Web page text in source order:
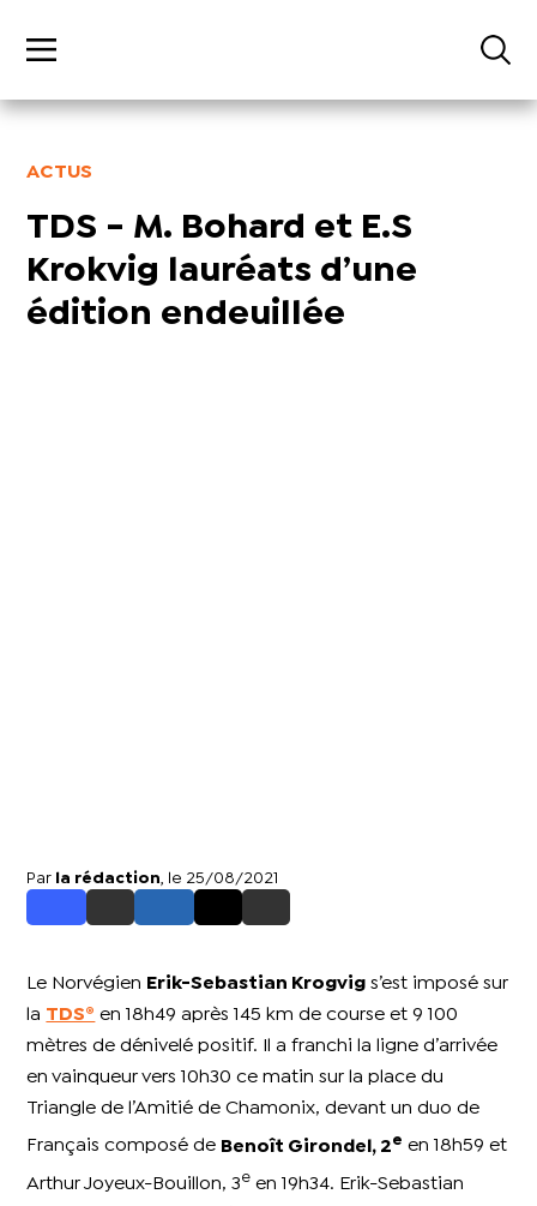
ACTUS
TDS - M. Bohard et E.S
Krokvig lauréats d’une
édition endeuillée
Par la rédaction , le 25/08/2021
Le Norvégien Erik-Sebastian Krogvig s’est imposé sur
la TDS® en 18h49 après 145 km de course et 9 100
mètres de dénivelé positif. Il a franchi la ligne d’arrivée
en vainqueur vers 10h30 ce matin sur la place du
Triangle de l’Amitié de Chamonix, devant un duo de
Français composé de Benoît Girondel, 2e en 18h59 et
Arthur Joyeux-Bouillon, 3e en 19h34. Erik-Sebastian